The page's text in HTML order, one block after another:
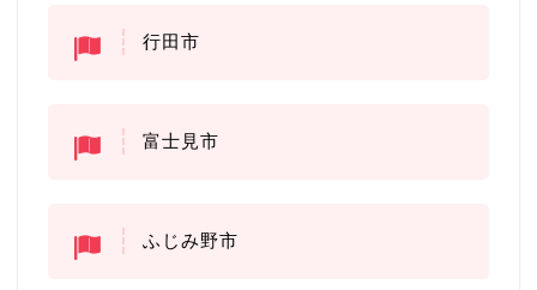
行田市
富士見市
ふじみ野市